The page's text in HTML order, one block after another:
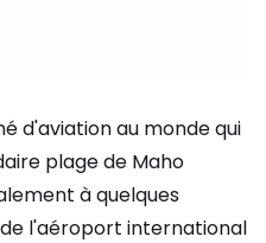
d'aviation au monde qui
plage de Maho
à quelques
l'aéroport international